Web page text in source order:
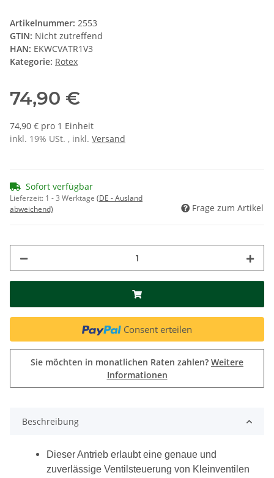
Artikelnummer: 2553
GTIN: Nicht zutreffend
HAN: EKWCVATR1V3
Kategorie: Rotex
74,90 €
74,90 € pro 1 Einheit
inkl. 19% USt. , inkl. Versand
Sofort verfügbar
Lieferzeit: 1 - 3 Werktage (DE - Ausland
abweichend)
Frage zum Artikel
Consent erteilen
Sie möchten in monatlichen Raten zahlen? Weitere
Informationen
Beschreibung
Dieser Antrieb erlaubt eine genaue und
zuverlässige Ventilsteuerung von Kleinventilen